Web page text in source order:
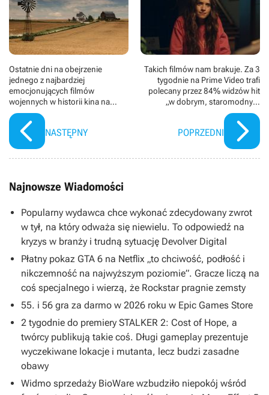
Ostatnie dni na obejrzenie
jednego z najbardziej
emocjonujących filmów
wojennych w historii kina na
Netflixie. Zmienił gatunek na
zawsze i zdobył 5 Oscarów
NASTĘPNY
Takich filmów nam brakuje. Za 3
tygodnie na Prime Video trafi
polecany przez 84% widzów hit
„w dobrym, staromodnym
komediowym stylu”
POPRZEDNI
Najnowsze Wiadomości
Popularny wydawca chce wykonać zdecydowany zwrot
w tył, na który odważa się niewielu. To odpowiedź na
kryzys w branży i trudną sytuację Devolver Digital
Płatny pokaz GTA 6 na Netflix „to chciwość, podłość i
nikczemność na najwyższym poziomie”. Gracze liczą na
coś specjalnego i wierzą, że Rockstar pragnie zemsty
55. i 56 gra za darmo w 2026 roku w Epic Games Store
2 tygodnie do premiery STALKER 2: Cost of Hope, a
twórcy publikują takie coś. Długi gameplay prezentuje
wyczekiwane lokacje i mutanta, lecz budzi zasadne
obawy
Widmo sprzedaży BioWare wzbudziło niepokój wśród